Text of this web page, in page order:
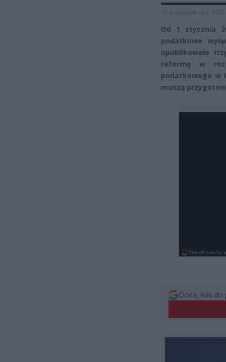
11 października 2025
Od 1 stycznia
podatkowe
opublikowało
reformę w
podatkowego w
muszą
Dodaj nas do